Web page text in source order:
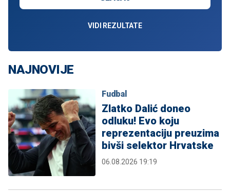
VIDI REZULTATE
NAJNOVIJE
Fudbal
Zlatko Dalić doneo
odluku! Evo koju
reprezentaciju preuzima
bivši selektor Hrvatske
06.08.2026 19:19